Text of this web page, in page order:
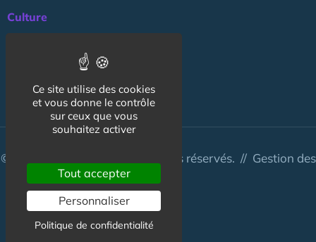
Culture
NOS AUTRES SITES :
© CapCampus 2026 - Tous droits réservés. // Gestion des
Ce site utilise des cookies
et vous donne le contrôle
sur ceux que vous
souhaitez activer
Tout accepter
Personnaliser
Politique de confidentialité